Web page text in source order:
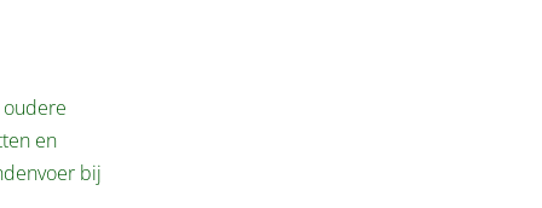
en
bij